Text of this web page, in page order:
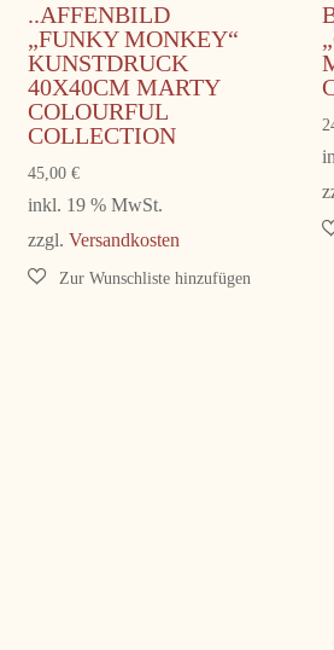
..AFFENBILD
„FUNKY MONKEY“
KUNSTDRUCK
40X40CM MARTY
COLOURFUL
COLLECTION
45,00€
inkl. 19 % MwSt.
zzgl.Versandkosten